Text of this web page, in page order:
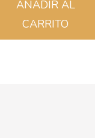
AÑADIR AL
CARRITO